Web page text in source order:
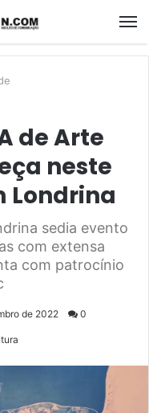
de Arte
neste
Londrina
sedia evento
com extensa
com patrocínio
de 2022 0